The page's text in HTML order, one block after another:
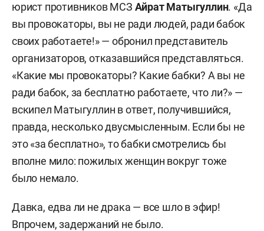
юрист противников МСЗ Айрат Матыгуллин. «Да
вы провокаторы, вы не ради людей, ради бабок
своих работаете!» — обронил представитель
организаторов, отказавшийся представляться.
«Какие мы провокаторы? Какие бабки? А вы не
ради бабок, за бесплатно работаете, что ли?» —
вскипел Матыгуллин в ответ, получившийся,
правда, несколько двусмысленным. Если бы не
это «за бесплатно», то бабки смотрелись бы
вполне мило: пожилых женщин вокруг тоже
было немало.
Давка, едва ли не драка — все шло в эфир!
Впрочем, задержаний не было.